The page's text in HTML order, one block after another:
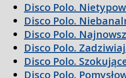
Disco Polo.
Disco Polo.
Disco Polo.
Disco Polo.
Disco Polo.
Disco Polo.